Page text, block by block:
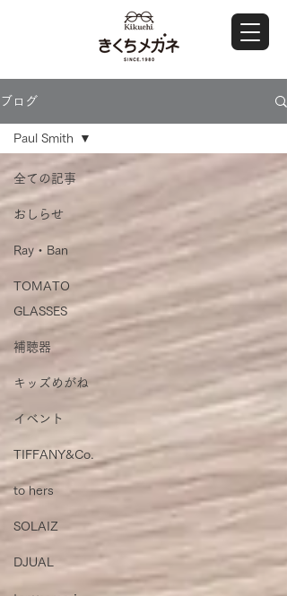
ブログ
全ての記事
おしらせ
Ray・Ban
TOMATO
GLASSES
補聴器
キッズめがね
イベント
TIFFANY&Co.
to hers
SOLAIZ
DJUAL
Paul Smith